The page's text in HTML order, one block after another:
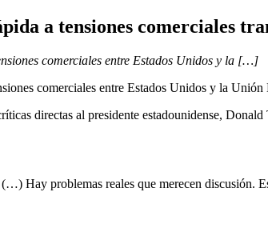
a tensiones comerciales
comerciales entre Estados Unidos y la […]
comerciales entre Estados Unidos y la Unión
directas al presidente estadounidense,
Hay problemas reales que merecen discusión.